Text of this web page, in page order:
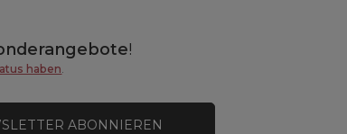
!
haben.
ABONNIEREN